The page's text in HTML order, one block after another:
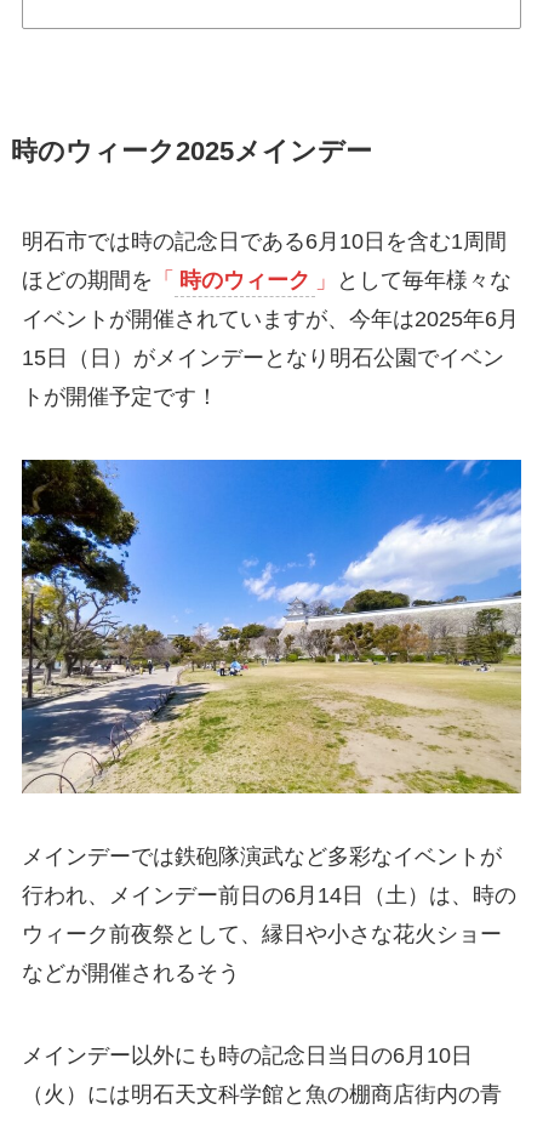
時のウィーク2025メインデー
明石市では時の記念日である6月10日を含む1周間
ほどの期間を 「 時のウィーク 」
として毎年様々な
イベントが開催されていますが、今年は2025年6月
15日（日）がメインデーとなり明石公園でイベン
トが開催予定です！
メインデーでは鉄砲隊演武など多彩なイベントが
行われ、メインデー前日の6月14日（土）は、時の
ウィーク前夜祭として、縁日や小さな花火ショー
などが開催されるそう
メインデー以外にも時の記念日当日の6月10日
（火）には明石天文科学館と魚の棚商店街内の青